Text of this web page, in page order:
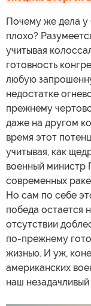
Почему же дела у
плохо?
учитывая
готовность
любую
недостатке
прежнему
даже на другом
время этот
учитывая, как
военный министр
современных
Но сам по себе
победа остается
отсутствии
по-прежнему
жизнью. И уж,
американских
наш